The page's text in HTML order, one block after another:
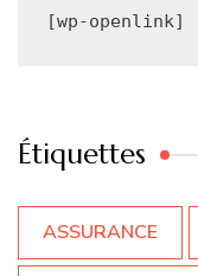
[wp-openlink]
Étiquettes
ASSURANCE